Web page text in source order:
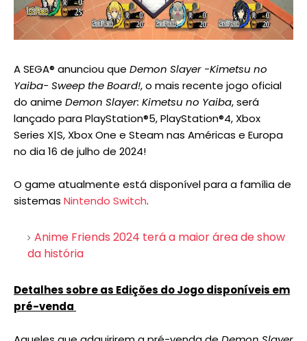
A SEGA®️ anunciou que Demon Slayer -Kimetsu no
Yaiba- Sweep the Board!, o mais recente jogo oficial
do anime Demon Slayer: Kimetsu no Yaiba, será
lançado para PlayStation®5, PlayStation®4, Xbox
Series X|S, Xbox One e Steam nas Américas e Europa
no dia 16 de julho de 2024!
O game atualmente está disponível para a família de
sistemas Nintendo Switch.
Anime Friends 2024 terá a maior área de show
da história
Detalhes sobre as Edições do Jogo disponíveis em
pré-venda